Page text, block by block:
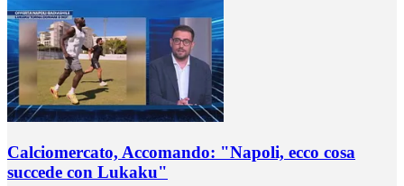
Calciomercato, Accomando: "Napoli, ecco cosa
succede con Lukaku"